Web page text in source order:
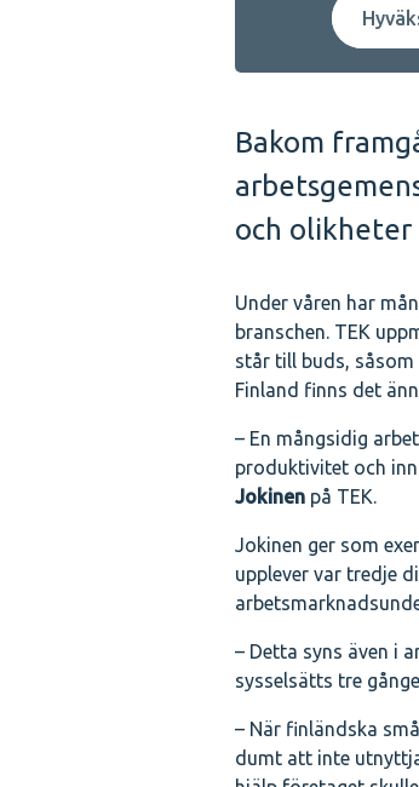
Bakom
och olikheter
Under våren har
branschen. TEK
står till buds, såsom
Finland finns det
– En mångsidig
produktivitet och
Jokinen på TEK.
Jokinen ger som
upplever var tredje
– Detta syns även i
sysselsätts tre
– När finländska
dumt att inte